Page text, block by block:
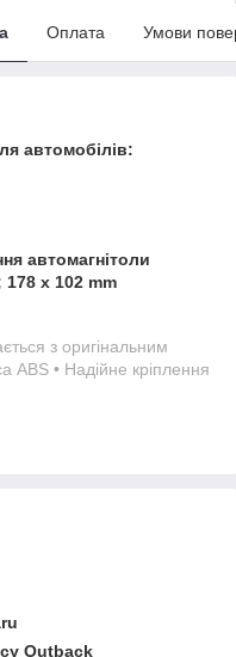
Оплата Умови
автомобілів:
автомагнітоли
178 x 102 mm
з оригінальним
ABS • Надійне кріплення
Outback